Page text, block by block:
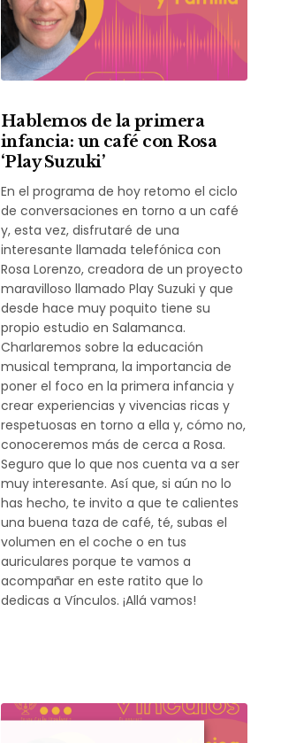
Hablemos de la primera
infancia: un café con Rosa
‘Play Suzuki’
En el programa de hoy retomo el ciclo
de conversaciones en torno a un café
y, esta vez, disfrutaré de una
interesante llamada telefónica con
Rosa Lorenzo, creadora de un proyecto
maravilloso llamado Play Suzuki y que
desde hace muy poquito tiene su
propio estudio en Salamanca.
Charlaremos sobre la educación
musical temprana, la importancia de
poner el foco en la primera infancia y
crear experiencias y vivencias ricas y
respetuosas en torno a ella y, cómo no,
conoceremos más de cerca a Rosa.
Seguro que lo que nos cuenta va a ser
muy interesante. Así que, si aún no lo
has hecho, te invito a que te calientes
una buena taza de café, té, subas el
volumen en el coche o en tus
auriculares porque te vamos a
acompañar en este ratito que lo
dedicas a Vínculos. ¡Allá vamos!